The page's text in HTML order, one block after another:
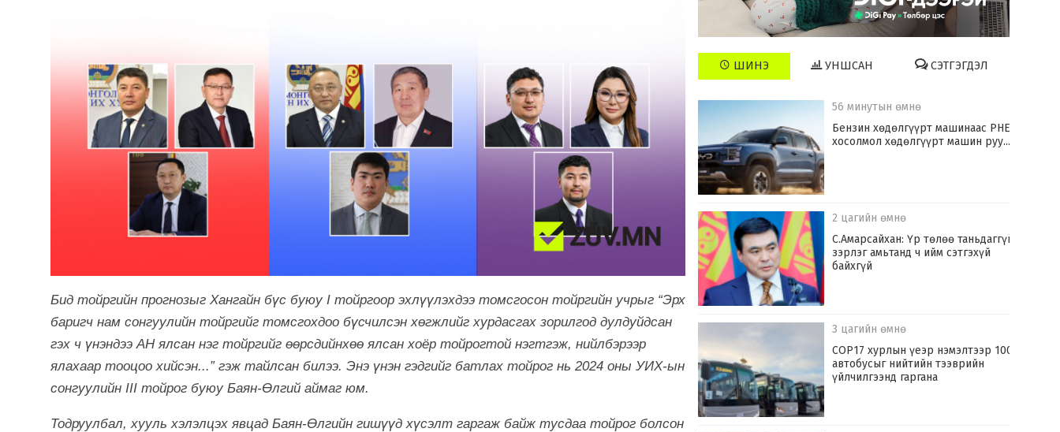
Бид тойргийн прогнозыг Хангайн бүс буюу I тойргоор эхлүүлэхдээ томсгосон тойргийн учрыг “Эрх
баригч нам сонгуулийн тойргийг томсгохдоо бүсчилсэн хөгжлийг хурдасгах зорилгод дулдуйдсан
гэх ч үнэндээ АН ялсан нэг тойргийг өөрсдийнхөө ялсан хоёр тойрогтой нэгтгэж, нийлбэрээр
ялахаар тооцоо хийсэн...” гэж тайлсан билээ. Энэ үнэн гэдгийг батлах тойрог нь 2024 оны УИХ-ын
сонгуулийн III тойрог буюу Баян-Өлгий аймаг юм.
Тодруулбал, хууль хэлэлцэх явцад Баян-Өлгийн гишүүд хүсэлт гаргаж байж тусдаа тойрог болсон
ШИНЭ УНШСАН СЭТГЭГДЭЛ
56 минутын өмнө
​Бензин хөдөлгүүрт машинаас PHEV
хосолмол хөдөлгүүрт машин руу...
2 цагийн өмнө
С.Амарсайхан: Үр төлөө таньдаггүй
зэрлэг амьтанд ч ийм сэтгэхүй
байхгүй
3 цагийн өмнө
COP17 хурлын үеэр нэмэлтээр 100
автобусыг нийтийн тээврийн
үйлчилгээнд гаргана